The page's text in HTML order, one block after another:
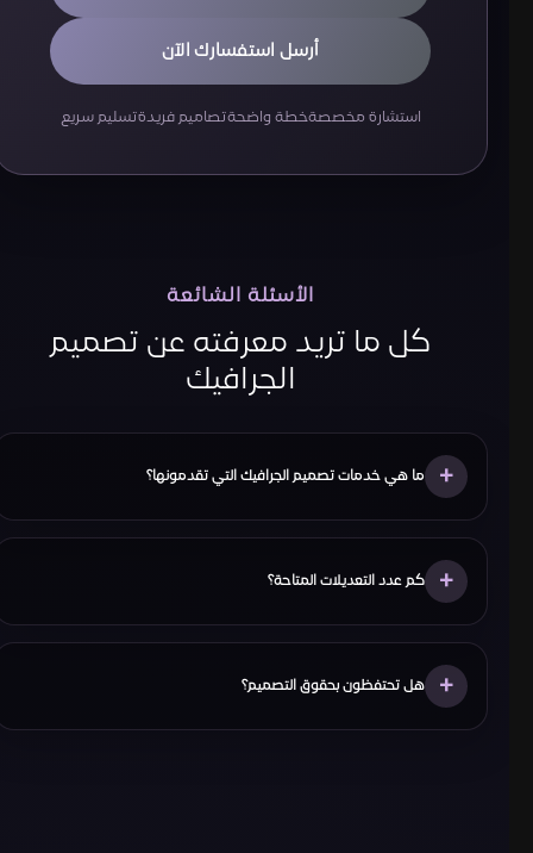
أرسل استفسارك الآن
استشارة مخصصةخطة واضحةتصاميم فريدةتسليم سريع
الأسئلة الشائعة
كل ما تريد معرفته عن تصميم
الجرافيك
+ ما هي خدمات تصميم الجرافيك التي تقدمونها؟
+ كم عدد التعديلات المتاحة؟
+ هل تحتفظون بحقوق التصميم؟